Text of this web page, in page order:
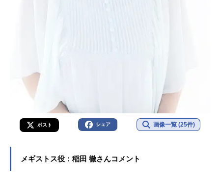
ポスト シェア 画像一覧 (25件)
メギストス役：稲田 徹さんコメント